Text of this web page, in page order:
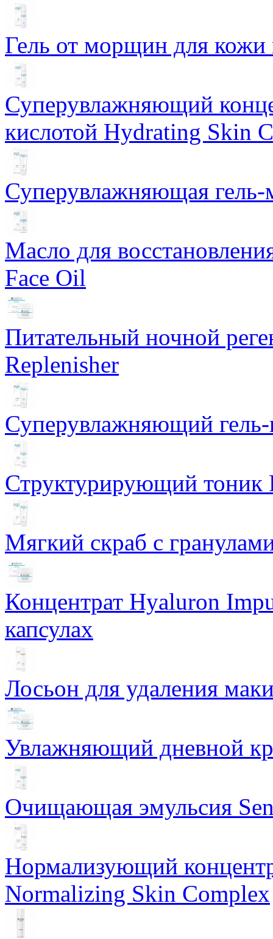
Гель от морщин для кожи
Суперувлажняющий
кислотой Hydrating Skin
Суперувлажняющая
Масло для
Face Oil
Питательный ночной
Replenisher
Суперувлажняющий
Структурирующий тоник
Мягкий скраб с
Концентрат Hyaluron
капсулах
Лосьон для удаления
Увлажняющий дневной
Очищающая эмульсия
Нормализующий
Normalizing Skin Complex